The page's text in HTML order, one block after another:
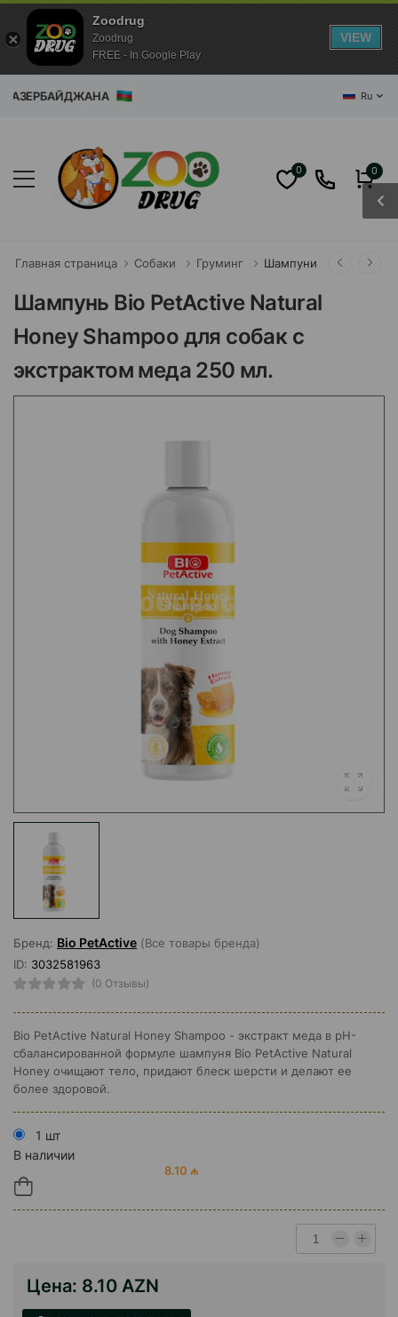
АЗЕРБАЙДЖАНА Ru
0 0
Главная страница Собаки Груминг Шампуни
Шампунь Bio PetActive Natural
Honey Shampoo для собак с
экстрактом меда 250 мл.
Бренд: Bio PetActive (Все товары бренда)
ID: 3032581963
(0 Отзывы)
Bio PetActive Natural Honey Shampoo - экстракт меда в pH-
сбалансированной формуле шампуня Bio PetActive Natural
Honey очищают тело, придают блеск шерсти и делают ее
более здоровой.
1 шт
В наличии
8.10 ₼
Цена: 8.10 AZN
Zoodrug
Zoodrug
FREE - In Google Play
VIEW